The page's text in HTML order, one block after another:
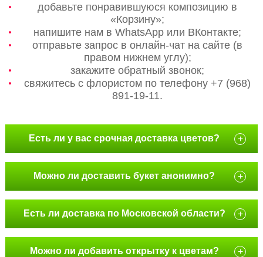
добавьте понравившуюся композицию в
«Корзину»;
напишите нам в WhatsApp или ВКонтакте;
отправьте запрос в онлайн-чат на сайте (в
правом нижнем углу);
закажите обратный звонок;
свяжитесь с флористом по телефону +7 (968)
891-19-11.
Есть ли у вас срочная доставка цветов? +
Можно ли доставить букет анонимно? +
Есть ли доставка по Московской области? +
Можно ли добавить открытку к цветам? +